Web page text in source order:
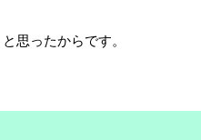
思ったからです。